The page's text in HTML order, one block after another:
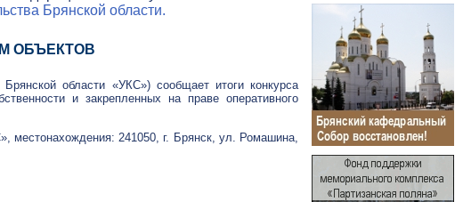
Брянской области.
ОБЪЕКТОВ
области «УКС») сообщает итоги конкурса
и закрепленных на праве оперативного
местонахождения: 241050, г. Брянск, ул. Ромашина,